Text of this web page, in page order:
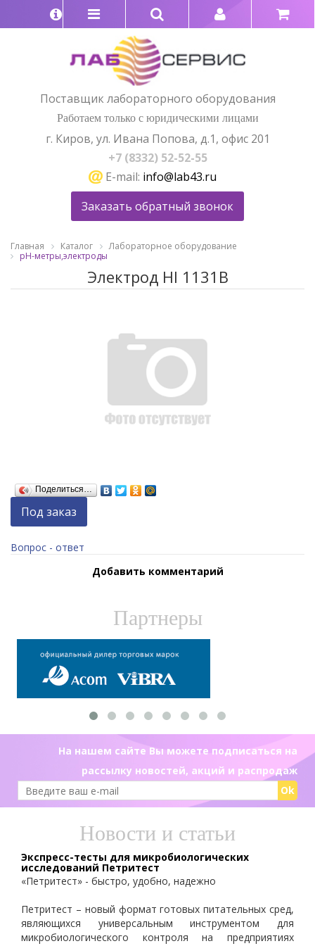
Поставщик лабораторного оборудования
Работаем только с юридическими лицами
г. Киров, ул. Ивана Попова, д.1, офис 201
+7 (8332) 52-52-55
E-mail: info@lab43.ru
Заказать обратный звонок
Главная Каталог
Лабораторное оборудование
pH-метры,электроды
Электрод HI 1131В
Поделиться…
Под заказ
Вопрос - ответ
Добавить комментарий
Партнеры
На нашем сайте Вы можете подписаться на
рассылку новостей, акций и распродаж
Ok
Новости и статьи
Экспресс-тесты для микробиологических
исследований Петритест
«Петритест» - быстро, удобно, надежно
Петритест – новый формат готовых питательных сред,
являющихся универсальным инструментом для
микробиологического контроля на предприятиях